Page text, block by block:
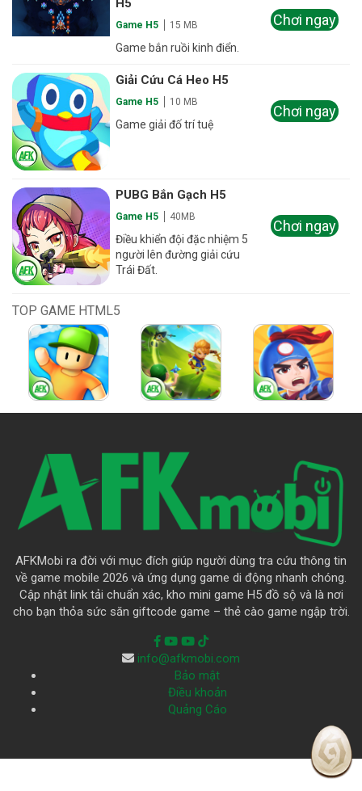
H5
Game H5 15 MB
Game bắn ruồi kinh điển.
Chơi ngay
Giải Cứu Cá Heo H5
Game H5 10 MB
Game giải đố trí tuệ
Chơi ngay
PUBG Bắn Gạch H5
Game H5 40MB
Điều khiển đội đặc nhiệm 5
người lên đường giải cứu
Trái Đất.
Chơi ngay
TOP GAME HTML5
AFKMobi ra đời với mục đích giúp người dùng tra cứu thông tin
về game mobile 2026 và ứng dụng game di động nhanh chóng.
Cập nhật link tải chuẩn xác, kho mini game H5 đồ sộ và là nơi
cho bạn thỏa sức săn giftcode game – thẻ cào game ngập trời.
info@afkmobi.com
Bảo mật
Điều khoản
Quảng Cáo